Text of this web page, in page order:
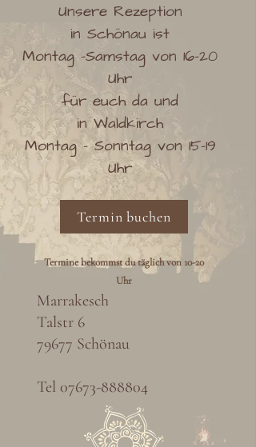
Unsere Rezeption
in Schönau ist
Montag -Samstag von 16-20
Uhr
für euch da und
in Waldkirch
Montag - Sonntag von 15-19
Uhr
Termin buchen
Termine bekommst du täglich von 10-20
Uhr
Marrakesch
Talstr 6
79677 Schönau
Tel 07673-888804